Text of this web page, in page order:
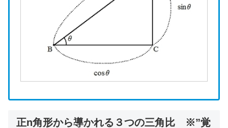
正n角形から導かれる３つの三角比 ※”覚